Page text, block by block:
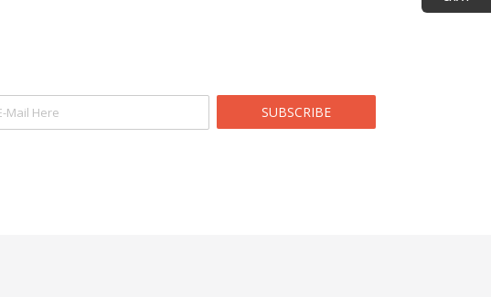
SUBSCRIBE